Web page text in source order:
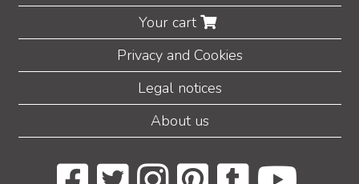
Your cart
Privacy and Cookies
Legal notices
About us